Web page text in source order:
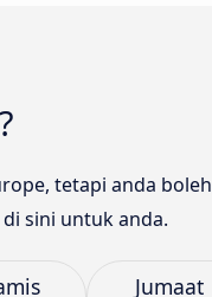
tetapi anda boleh
sini untuk anda.
Jumaat